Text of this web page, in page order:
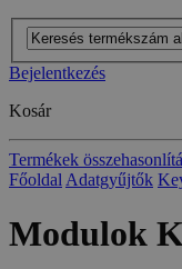
Bejelentkezés
Kosár
Termékek
Főoldal Adatgyűjtők
Modulok